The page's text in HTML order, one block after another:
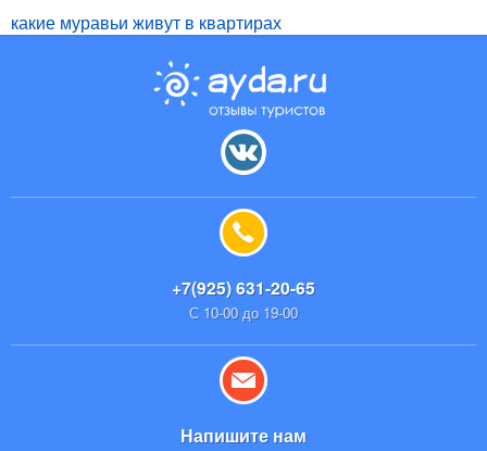
какие муравьи живут в квартирах
+7(925) 631-20-65
С 10-00 до 19-00
Напишите нам